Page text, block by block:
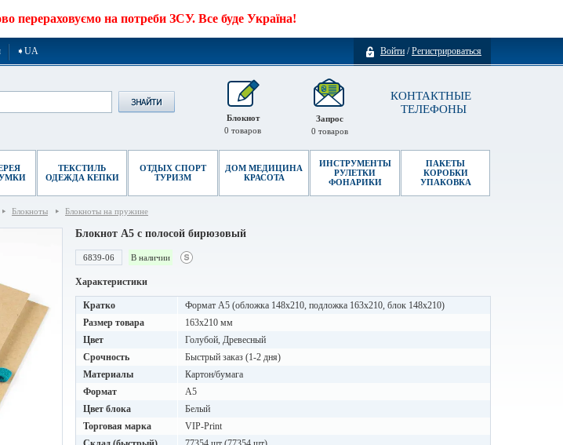
перераховуємо на потреби ЗСУ. Все буде Україна!
Войти /Регистрироваться
➧UA
КОНТАКТНЫЕ
ТЕЛЕФОНЫ
Запрос
0 товаров
Блокнот
0 товаров
ТЕКСТИЛЬ
ОДЕЖДА КЕПКИ
ОТДЫХ СПОРТ
ТУРИЗМ
ДОМ МЕДИЦИНА
КРАСОТА
ИНСТРУМЕНТЫ
РУЛЕТКИ
ФОНАРИКИ
ПАКЕТЫ
КОРОБКИ
УПАКОВКА
Блокноты Блокноты на пружине
Блокнот A5 с полосой бирюзовый
6839-06 В наличии
Характеристики
Кратко
Формат А5 (обложка 148х210, подложка 163х210, блок 148х210)
Размер товара
163х210 мм
Цвет
Голубой, Древесный
Срочность
Быстрый заказ (1-2 дня)
Материалы
Картон/бумага
Формат
A5
Цвет блока
Белый
Торговая марка
VIP-Print